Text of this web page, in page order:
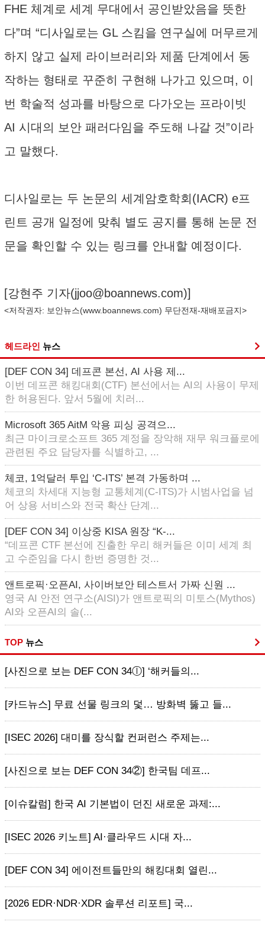
FHE 체계로 세계 무대에서 공인받았음을 뜻한
다”며 “디사일로는 GL 스킴을 연구실에 머무르게
하지 않고 실제 라이브러리와 제품 단계에서 동
작하는 형태로 꾸준히 구현해 나가고 있으며, 이
번 학술적 성과를 바탕으로 다가오는 프라이빗
AI 시대의 보안 패러다임을 주도해 나갈 것”이라
고 말했다.
디사일로는 두 논문의 세계암호학회(IACR) e프
린트 공개 일정에 맞춰 별도 공지를 통해 논문 전
문을 확인할 수 있는 링크를 안내할 예정이다.
[강현주 기자(jjoo@boannews.com)]
<저작권자: 보안뉴스(www.boannews.com) 무단전재-재배포금지>
헤드라인 뉴스
[DEF CON 34] 데프콘 본선, AI 사용 제...
이번 데프콘 해킹대회(CTF) 본선에서는 AI의 사용이 무제
한 허용된다. 앞서 5월에 치러...
Microsoft 365 AitM 악용 피싱 공격으...
최근 마이크로소프트 365 계정을 장악해 재무 워크플로에
관련된 주요 담당자를 식별하고, ...
체코, 1억달러 투입 ‘C-ITS’ 본격 가동하며 ...
체코의 차세대 지능형 교통체계(C-ITS)가 시범사업을 넘
어 상용 서비스와 전국 확산 단계...
[DEF CON 34] 이상중 KISA 원장 “K-...
“데프콘 CTF 본선에 진출한 우리 해커들은 이미 세계 최
고 수준임을 다시 한번 증명한 것...
앤트로픽·오픈AI, 사이버보안 테스트서 가짜 신원 ...
영국 AI 안전 연구소(AISI)가 앤트로픽의 미토스(Mythos)
AI와 오픈AI의 솔(...
TOP 뉴스
[사진으로 보는 DEF CON 34ⓛ] ‘해커들의...
[카드뉴스] 무료 선물 링크의 덫… 방화벽 뚫고 들...
[ISEC 2026] 대미를 장식할 컨퍼런스 주제는...
[사진으로 보는 DEF CON 34②] 한국팀 데프...
[이슈칼럼] 한국 AI 기본법이 던진 새로운 과제:...
[ISEC 2026 키노트] AI·클라우드 시대 자...
[DEF CON 34] 에이전트들만의 해킹대회 열린...
[2026 EDR·NDR·XDR 솔루션 리포트] 국...